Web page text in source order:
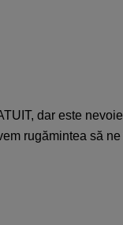
dar este nevoie
rugămintea să ne